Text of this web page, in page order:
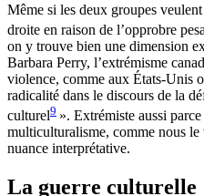
Même si les deux groupes
droite en raison de l’opprobre
on y trouve bien une dimension
Barbara Perry, l’extrémisme
violence, comme aux États-Unis
radicalité dans le discours de la
culturel9 ». Extrémiste aussi
multiculturalisme, comme nous
nuance interprétative.
La guerre culturelle